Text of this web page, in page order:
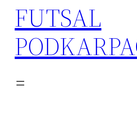
FUTSAL